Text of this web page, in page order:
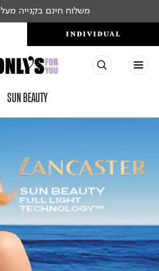
משלוח חינם בקנייה מעל 249 ש"ח
SUN BEAUTY